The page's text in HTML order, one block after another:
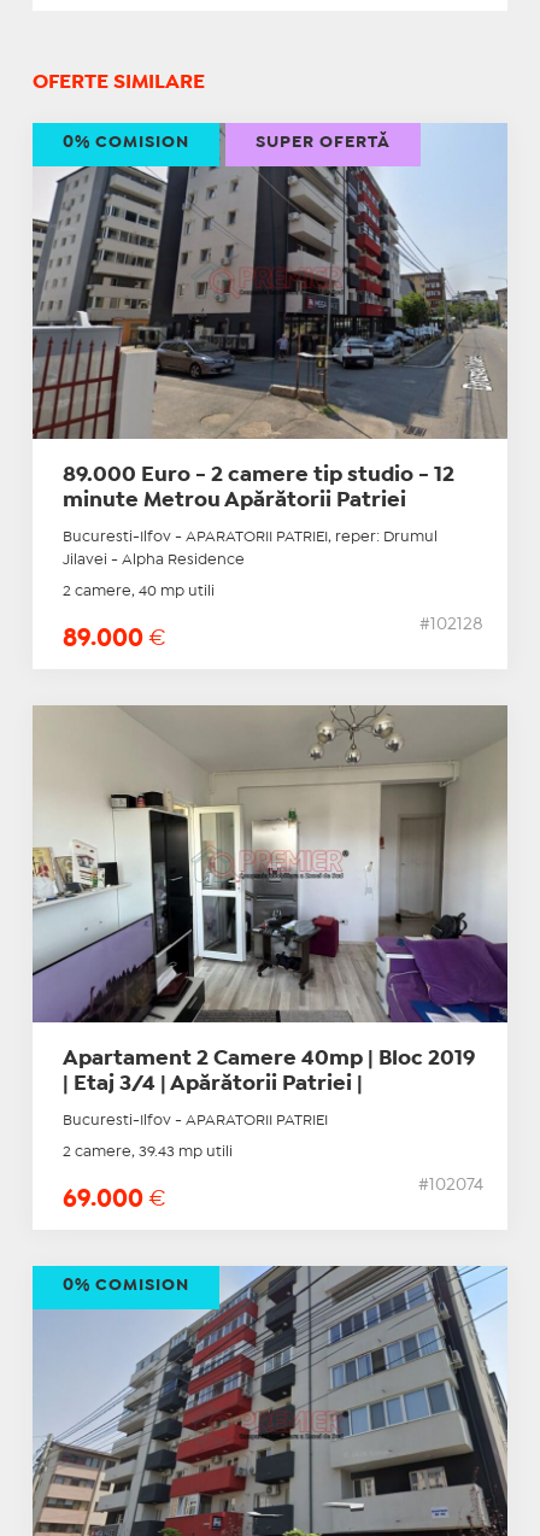
OFERTE SIMILARE
89.000 Euro - 2 camere tip studio - 12
minute Metrou Apărătorii Patriei
Bucuresti-Ilfov - APARATORII PATRIEI, reper: Drumul
Jilavei - Alpha Residence
2 camere, 40 mp utili
89.000 €
#102128
0% COMISION SUPER OFERTĂ
Apartament 2 Camere 40mp | Bloc 2019
| Etaj 3/4 | Apărătorii Patriei |
Bucuresti-Ilfov - APARATORII PATRIEI
2 camere, 39.43 mp utili
69.000 €
#102074
0% COMISION